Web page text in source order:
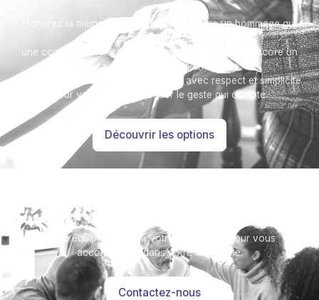
Honorez la mémoire de votre proche avec un hommage qui
vous ressemble :
une composition florale, une plaque, un arbre, ou encore un
message accompagné d'une photo.
Toutes nos options sont présentées avec respect et simplicité
pour vous aider à marquer le geste qui compte.
Découvrir les options
Notre équipe se tient à votre disposition pour vous
accompagner dans votre démarche.
Contactez-nous